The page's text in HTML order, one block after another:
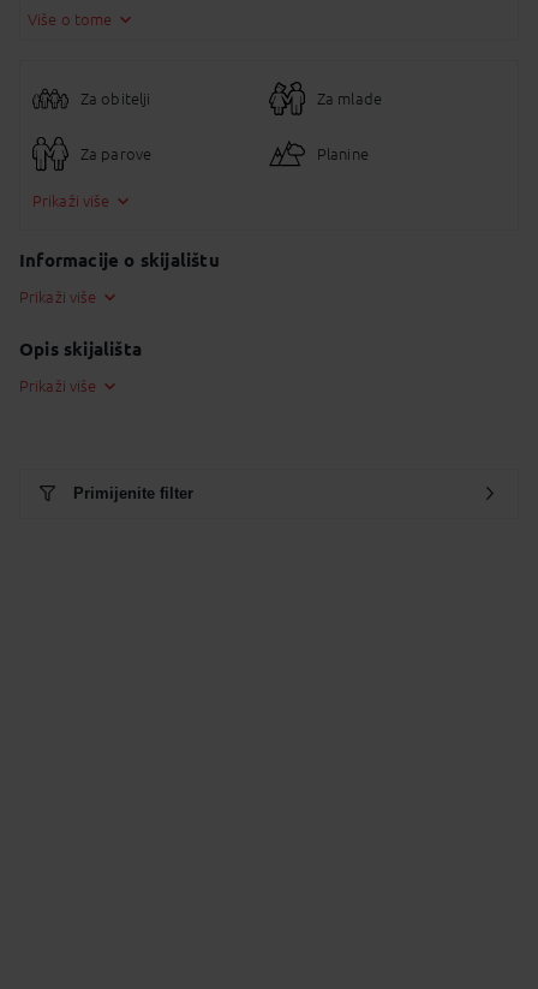
prostorija za ski opremu
Više o tome
Za obitelji Za mlade
Za parove Planine
Prikaži više
Informacije o skijalištu
Prikaži više
Opis skijališta
Prikaži više
Primijenite filter